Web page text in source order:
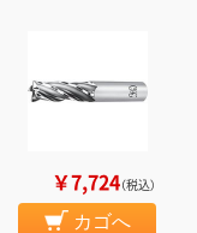
￥7,724（税込）
カゴへ